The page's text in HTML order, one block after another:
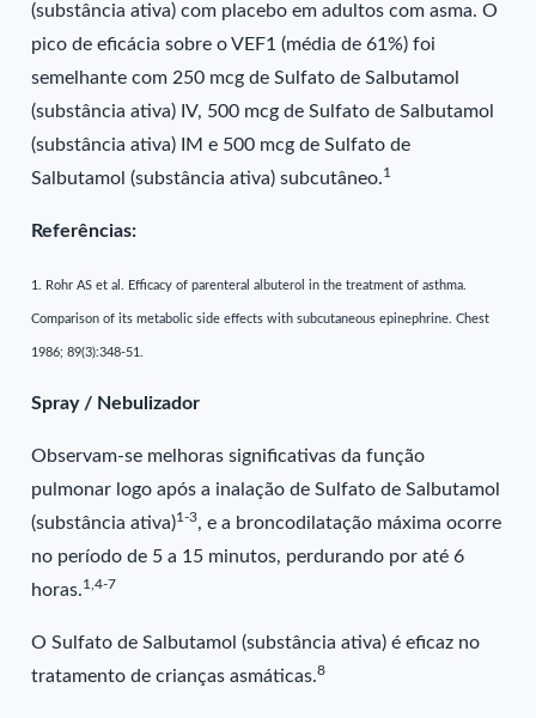
(substância ativa) com placebo em adultos com asma. O
pico de eficácia sobre o VEF1 (média de 61%) foi
semelhante com 250 mcg de Sulfato de Salbutamol
(substância ativa) IV, 500 mcg de Sulfato de Salbutamol
(substância ativa) IM e 500 mcg de Sulfato de
Salbutamol (substância ativa) subcutâneo.1
Referências:
1. Rohr AS et al. Efficacy of parenteral albuterol in the treatment of asthma.
Comparison of its metabolic side effects with subcutaneous epinephrine. Chest
1986; 89(3):348-51.
Spray / Nebulizador
Observam-se melhoras significativas da função
pulmonar logo após a inalação de Sulfato de Salbutamol
(substância ativa)1-3, e a broncodilatação máxima ocorre
no período de 5 a 15 minutos, perdurando por até 6
horas.1,4-7
O Sulfato de Salbutamol (substância ativa) é eficaz no
tratamento de crianças asmáticas.8